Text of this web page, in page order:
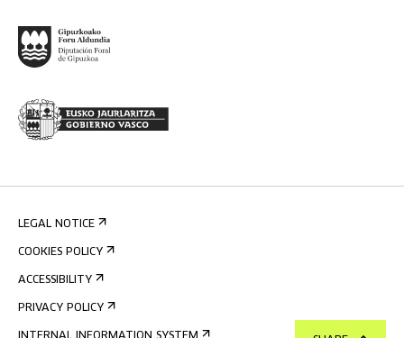
LEGAL NOTICE
COOKIES POLICY
ACCESSIBILITY
PRIVACY POLICY